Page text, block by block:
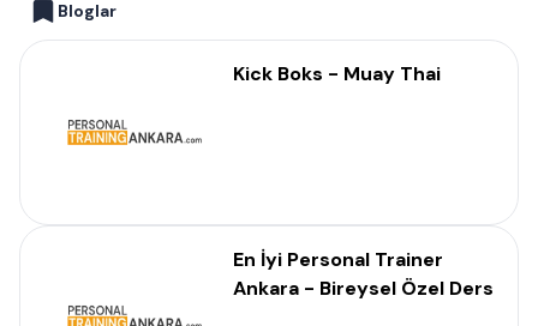
Bloglar
Kick Boks - Muay Thai
En İyi Personal Trainer
Ankara - Bireysel Özel Ders